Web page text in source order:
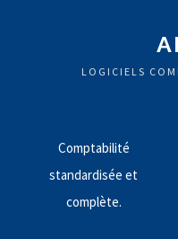
LOGICIELS
Comptabilité
standardisée et
complète.